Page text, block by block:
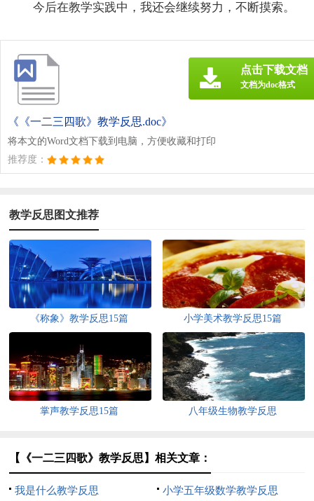
今后在教学实践中，我还会继续努力，不断摸索。
《《一二三四歌》教学反思.doc》
将本文的Word文档下载到电脑，方便收藏和打印
推荐度：
点击下载文档
文档为doc格式
教学反思图文推荐
《称象》教学反思15篇 小学美术教学反思15篇
掌声教学反思15篇 八年级生物教学反思
【《一二三四歌》教学反思】相关文章：
我是什么教学反思 小学五年级数学教学反思